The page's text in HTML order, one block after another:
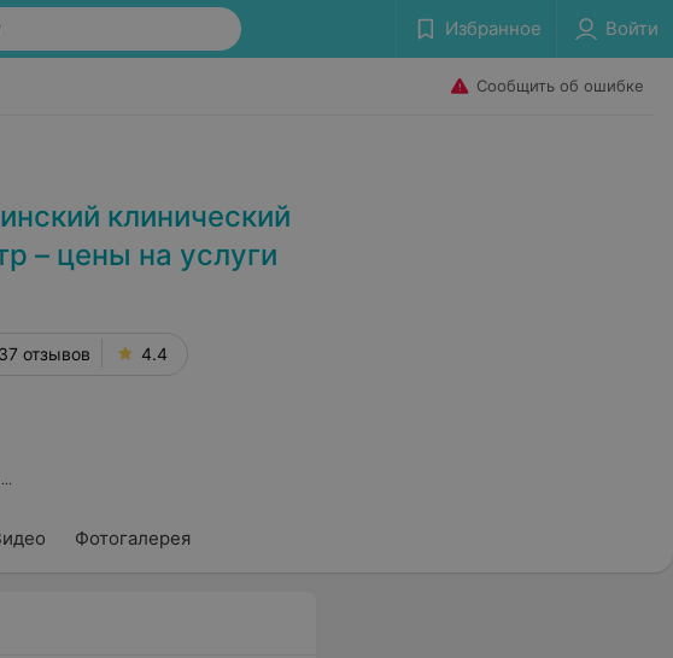
Избранное Войти
Сообщить об ошибке
клинический
– цены на услуги
Фотогалерея
отзывов 4.4